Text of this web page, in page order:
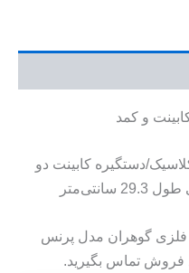
و کمد
دستگیره کابینت دو
فلزی گوهران مدل پرنس